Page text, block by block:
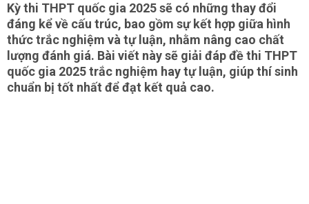
Kỳ thi THPT quốc gia 2025 sẽ có những thay đổi
đáng kể về cấu trúc, bao gồm sự kết hợp giữa hình
thức trắc nghiệm và tự luận, nhằm nâng cao chất
lượng đánh giá. Bài viết này sẽ giải đáp đề thi THPT
quốc gia 2025 trắc nghiệm hay tự luận, giúp thí sinh
chuẩn bị tốt nhất để đạt kết quả cao.